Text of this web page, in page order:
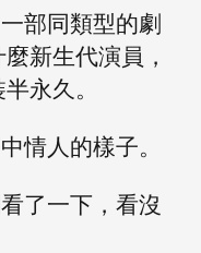
部同類型的劇
新生代演員，
永久。
情人的樣子。
了一下，看沒